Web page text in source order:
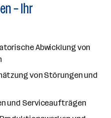
– Ihr
Abwicklung von
von Störungen und
und Serviceaufträgen